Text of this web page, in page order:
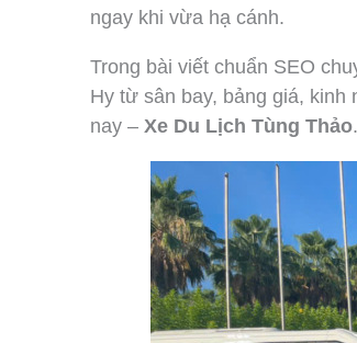
ngay khi vừa hạ cánh.
Trong bài viết chuẩn SEO
Hy từ sân bay, bảng giá,
nay – Xe Du Lịch Tùng Thảo.